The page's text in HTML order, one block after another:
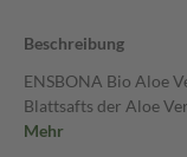
Beschreibung
ENSBONA Bio Aloe
Blattsafts der Aloe
Mehr